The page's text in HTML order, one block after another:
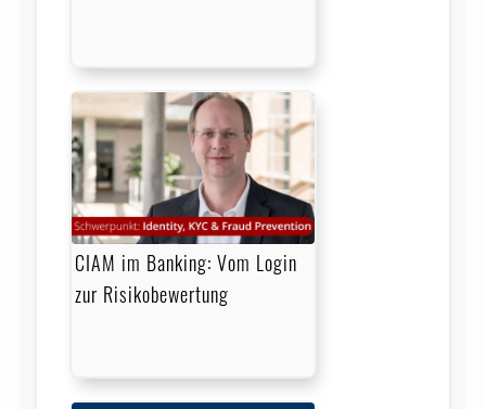
CIAM im Banking: Vom Login
zur Risikobewertung